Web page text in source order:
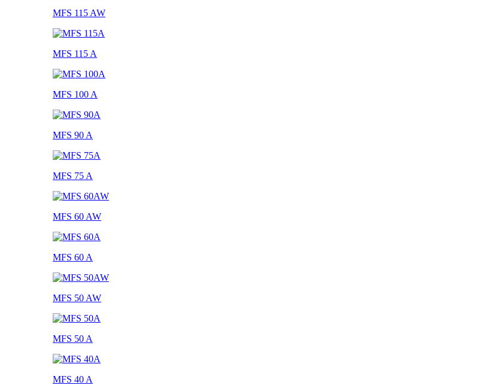
MFS 115 AW
MFS 115 A
MFS 100 A
MFS 90 A
MFS 75 A
MFS 60 AW
MFS 60 A
MFS 50 AW
MFS 50 A
MFS 40 A